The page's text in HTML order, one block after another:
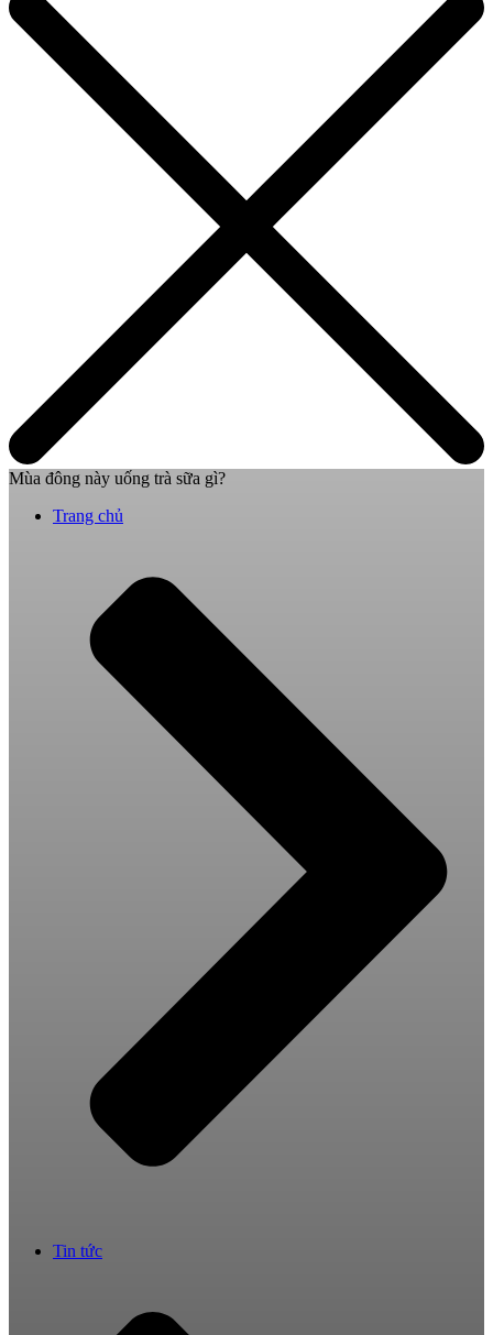
Mùa đông này uống trà sữa gì?
Trang chủ
Tin tức